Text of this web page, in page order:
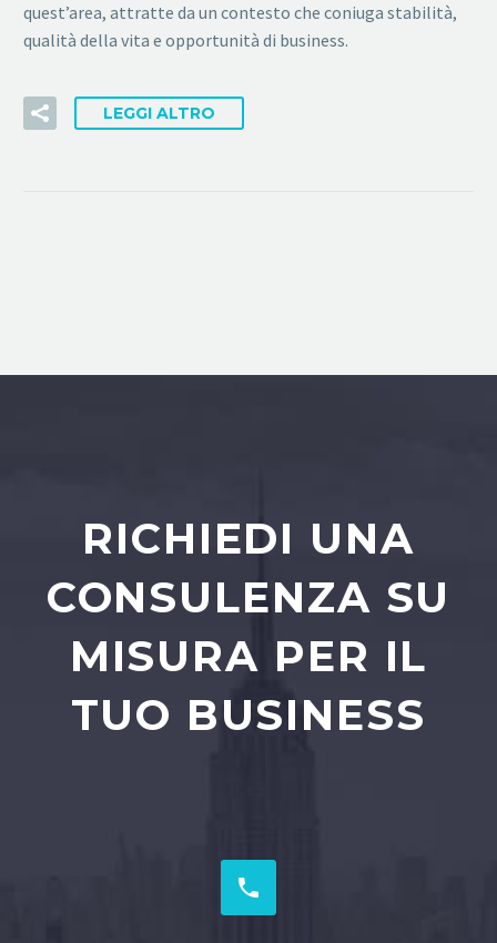
quest’area, attratte da un contesto che coniuga stabilità,
qualità della vita e opportunità di business.
LEGGI ALTRO
RICHIEDI UNA
CONSULENZA SU
MISURA PER IL
TUO BUSINESS

